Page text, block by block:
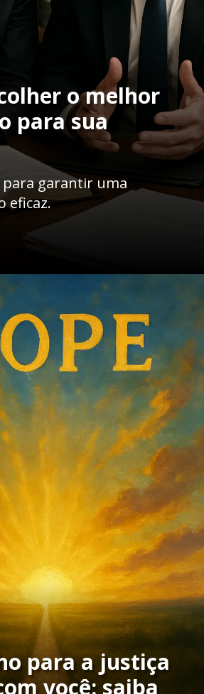
o melhor
para sua
para garantir uma
eficaz.
para a justiça
você: saiba